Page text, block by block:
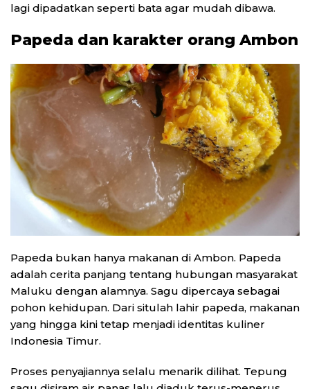
lagi dipadatkan seperti bata agar mudah dibawa.
Papeda dan karakter orang Ambon
Papeda bukan hanya makanan di Ambon. Papeda
adalah cerita panjang tentang hubungan masyarakat
Maluku dengan alamnya. Sagu dipercaya sebagai
pohon kehidupan. Dari situlah lahir papeda, makanan
yang hingga kini tetap menjadi identitas kuliner
Indonesia Timur.
Proses penyajiannya selalu menarik dilihat. Tepung